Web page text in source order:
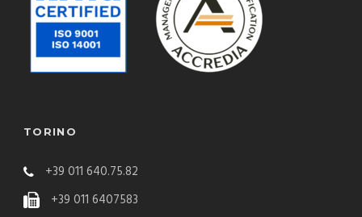
TORINO
+39 011 640.75.82
+39 011 6407583